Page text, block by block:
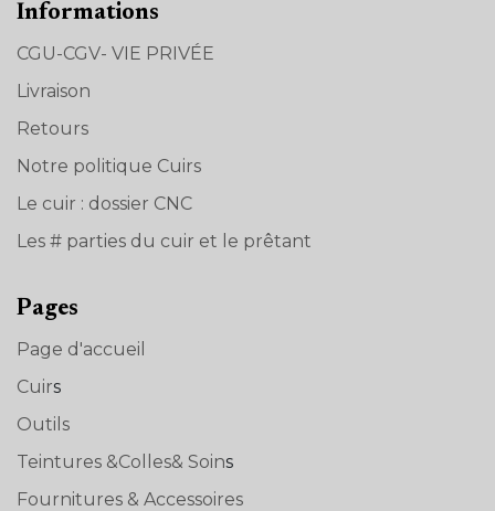
Informations
CGU-CGV- VIE PRIVÉE
Livraison
Retours
Notre politique Cuirs
Le cuir : dossier CNC
Les # parties du cuir et le prêtant
Pages
Page d'accueil
Cuirs
Outils
Teintures &Colles& Soins
Fournitures & Accessoires